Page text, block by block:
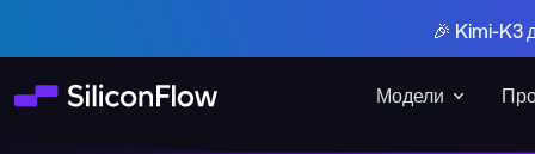
Модели
🎉 Kimi-K3